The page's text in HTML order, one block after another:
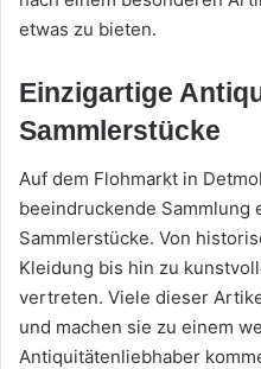
etwas zu bieten.
Einzigartige
Sammlerstücke
Auf dem Flohmarkt in
beeindruckende
Sammlerstücke. Von
Kleidung bis hin zu
vertreten. Viele dieser
und machen sie zu einem
Antiquitätenliebhaber